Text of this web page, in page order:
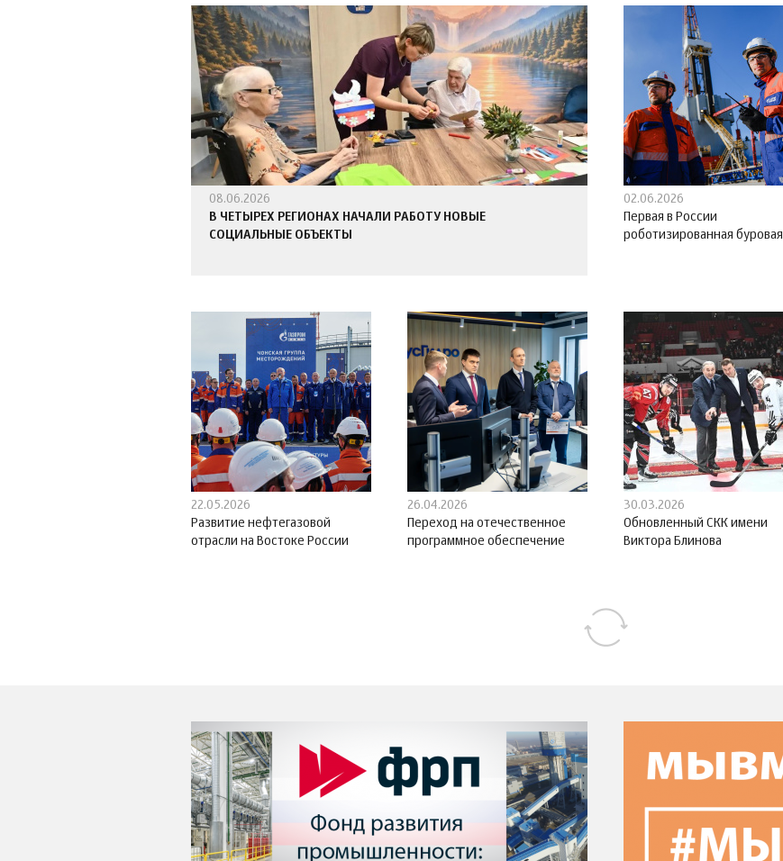
08.06.2026
В ЧЕТЫРЕХ РЕГИОНАХ НАЧАЛИ РАБОТУ НОВЫЕ
СОЦИАЛЬНЫЕ ОБЪЕКТЫ
02.06.2026
Первая в России
роботизированная буровая
22.05.2026
Развитие нефтегазовой
отрасли на Востоке России
26.04.2026
Переход на отечественное
программное обеспечение
30.03.2026
Обновленный СКК имени
Виктора Блинова